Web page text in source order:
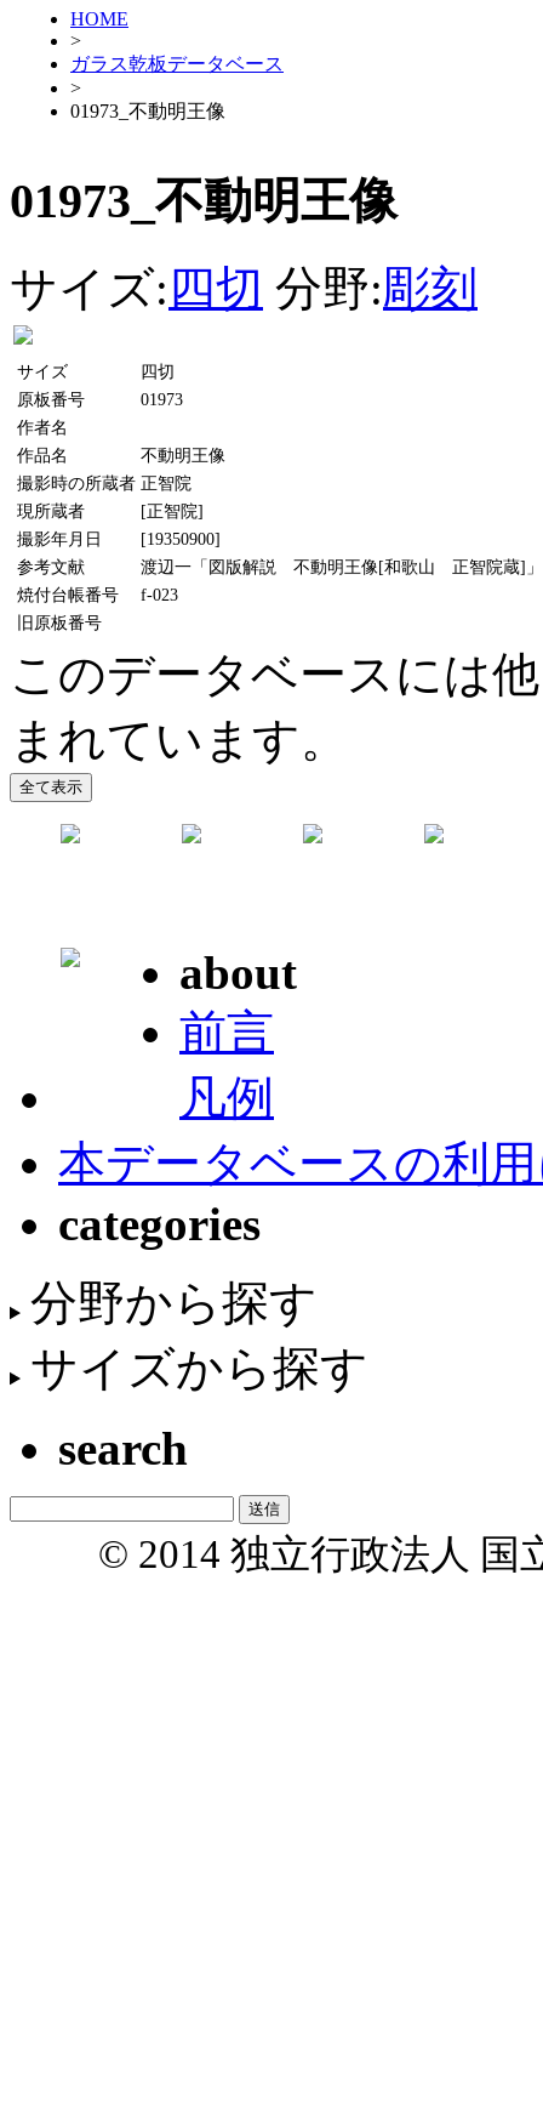
HOME
>
ガラス乾板データベース
>
01973_不動明王像
01973_不動明王像
サイズ: 四切 分野:彫刻
サイズ
四切
原板番号
01973
作者名
作品名
不動明王像
撮影時の所蔵者 正智院
現所蔵者
[正智院]
撮影年月日
[19350900]
参考文献
渡辺一「図版解説 不動明王像[和歌山 正智院蔵]」(
焼付台帳番号
f-023
旧原板番号
このデータベースには
まれています。
about
前言
凡例
本データベースの利
categories
分野から探す
サイズから探す
search
© 2014 独立行政法人 国